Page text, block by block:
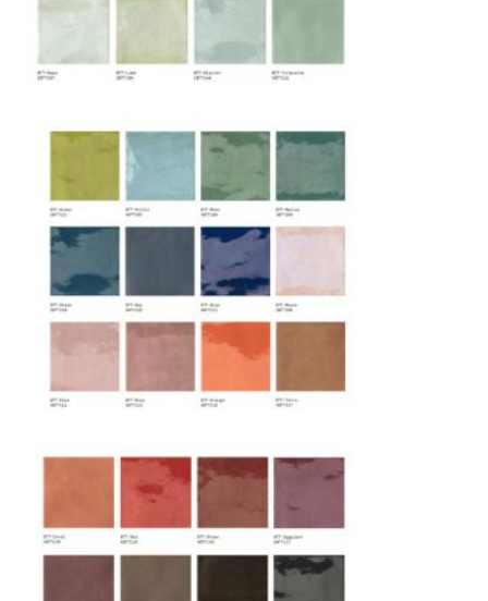
североамериканского сегмента
Другие страны Европы— расширенная
Условия доставки по Москве и Московской
Для клиентов Москвы и МО предусмотрены
следующие услуги:
Доставка до адреса— транспортировка
товара от нашего склада непосредственно к
месту назначения с соблюдением сроков
квалифицированные грузчики
специального оборудования и техники
Подъём на этажи
— доставка мебели и
дверных блоков в квартиры и офисы с
использованием лифтов или монтажных